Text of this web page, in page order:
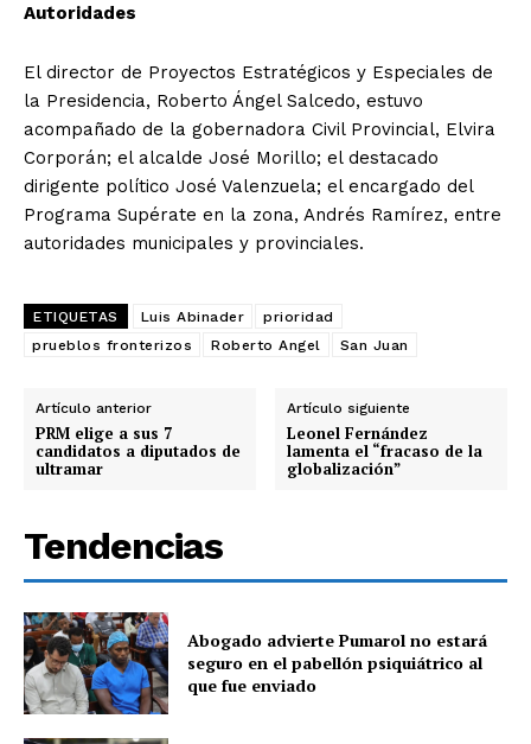
Autoridades
El director de Proyectos Estratégicos y Especiales de
la Presidencia, Roberto Ángel Salcedo, estuvo
acompañado de la gobernadora Civil Provincial, Elvira
Corporán; el alcalde José Morillo; el destacado
dirigente político José Valenzuela; el encargado del
Programa Supérate en la zona, Andrés Ramírez, entre
autoridades municipales y provinciales.
ETIQUETAS Luis Abinader
prioridad
prueblos fronterizos
Roberto Angel San Juan
Artículo anterior
PRM elige a sus 7
candidatos a diputados de
ultramar
Artículo siguiente
Leonel Fernández
lamenta el “fracaso de la
globalización”
Tendencias
Abogado advierte Pumarol no estará
seguro en el pabellón psiquiátrico al
que fue enviado